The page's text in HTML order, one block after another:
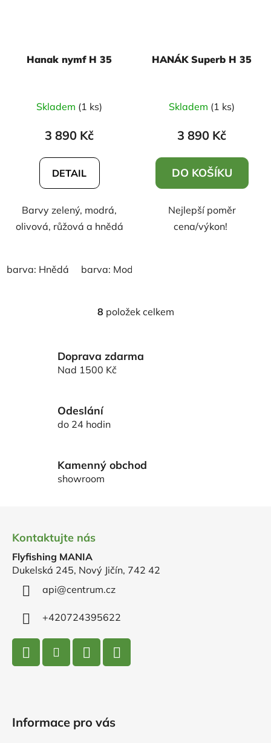
Hanak nymf H 35
Skladem (1 ks)
3 890 Kč
DETAIL
Barvy zelený, modrá,
olivová, růžová a hnědá
barva: Hnědá barva: Modrá
HANÁK Superb H 35
Skladem (1 ks)
3 890 Kč
DO KOŠÍKU
Nejlepší poměr
cena/výkon!
O
á
k
8 položek celkem
Doprava zdarma
Nad 1500 Kč
Odeslání
do 24 hodin
Kamenný obchod
showroom
Kontaktujte nás
Flyfishing MANIA
Dukelská 245, Nový Jičín, 742 42
api@centrum.cz
+420724395622
Informace pro vás